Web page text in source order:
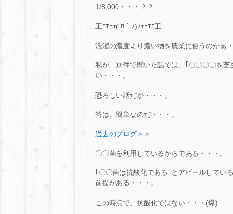
1/8,000・・・？？
工ｴｴｪｪ(´ﾛ｀ﾉ)ﾉｪｪｴｴ工
洗濯の濃度より濃い物を農業に使うのかぁ
私が、別件で聞いた話では、｢〇〇〇〇を
い・・・。
恐ろしい話だが・・・。
答は、簡単なのだ・・・。
過去のブログ＞＞
〇〇菌を利用しているからである・・・。
｢〇〇菌は抗酸化である｣とアピールしてい
前提がある・・・。
この時点で、抗酸化ではない・・・(爆)